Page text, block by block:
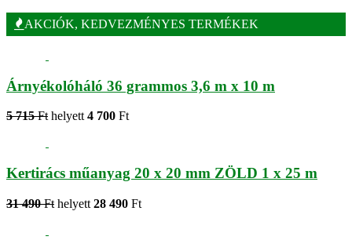
AKCIÓK, KEDVEZMÉNYES TERMÉKEK
Árnyékolóháló 36 grammos 3,6 m x 10 m
5 715 Ft helyett 4 700 Ft
Kertirács műanyag 20 x 20 mm ZÖLD 1 x 25 m
31 490 Ft helyett 28 490 Ft